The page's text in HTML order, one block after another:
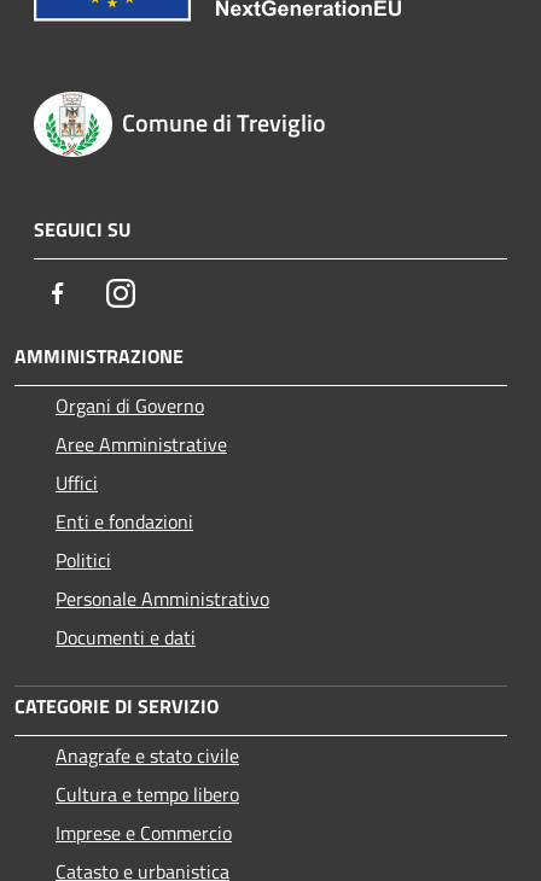
Comune di Treviglio
SEGUICI SU
FacebookInstagram
AMMINISTRAZIONE
Organi di Governo
Aree Amministrative
Uffici
Enti e fondazioni
Politici
Personale Amministrativo
Documenti e dati
CATEGORIE DI SERVIZIO
Anagrafe e stato civile
Cultura e tempo libero
Imprese e Commercio
Catasto e urbanistica